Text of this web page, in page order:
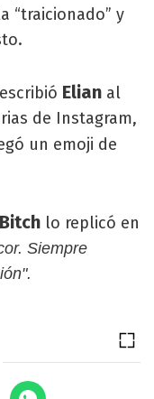
“traicionado” y
Elian al
de Instagram,
un emoji de
lo replicó en
Siempre